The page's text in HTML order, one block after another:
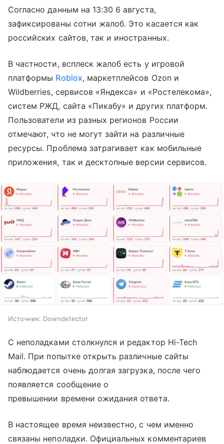
Согласно данным на 13:30 6 августа,
зафиксированы сотни жалоб. Это касается как
российских сайтов, так и иностранных.
В частности, всплеск жалоб есть у игровой
платформы Roblox, маркетплейсов Ozon и
Wildberries, сервисов «Яндекса» и «Ростелекома»,
систем РЖД, сайта «Пикабу» и других платформ.
Пользователи из разных регионов России
отмечают, что не могут зайти на различные
ресурсы. Проблема затрагивает как мобильные
приложения, так и десктопные версии сервисов.
Источник: Downdetector
С неполадками столкнулся и редактор Hi-Tech
Mail. При попытке открыть различные сайты
наблюдается очень долгая загрузка, после чего
появляется сообщение о
превышении времени ожидания ответа.
В настоящее время неизвестно, с чем именно
связаны неполадки. Официальных комментариев